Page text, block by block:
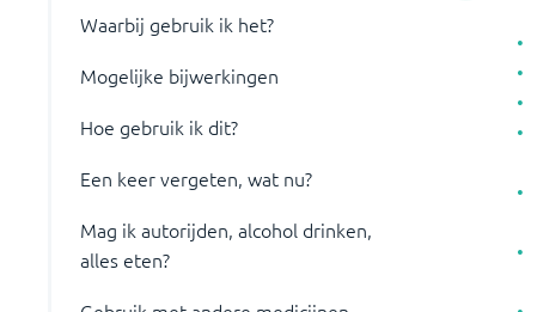
Waarbij gebruik ik het?
Mogelijke bijwerkingen
Hoe gebruik ik dit?
Een keer vergeten, wat nu?
Mag ik autorijden, alcohol drinken,
alles eten?